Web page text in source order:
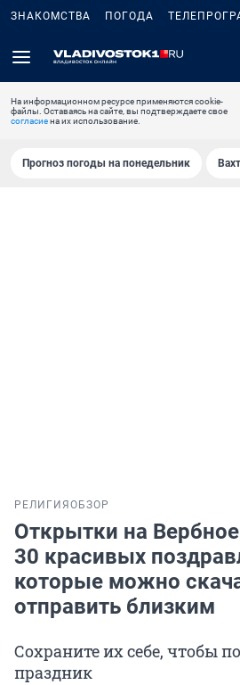
ЗНАКОМСТВА ПОГОДА
На информационном ресурсе применяются cookie-
файлы. Оставаясь на сайте, вы подтверждаете свое
согласиена их использование.
Прогноз погоды на понедельник
РЕЛИГИЯ ОБЗОР
Открытки на
30 красивых
которые можно
отправить близким
Сохраните их себе, чтобы
праздник